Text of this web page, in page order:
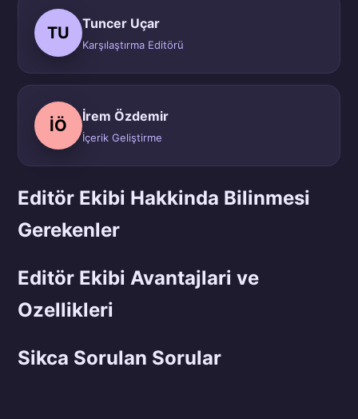
TU
Tuncer Uçar
Karşılaştırma Editörü
İÖ
İrem Özdemir
İçerik Geliştirme
Editör Ekibi Hakkinda Bilinmesi
Gerekenler
Editör Ekibi Avantajlari ve
Ozellikleri
Sikca Sorulan Sorular